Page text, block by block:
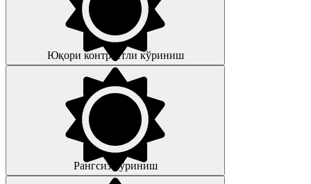
Юқори контрастли кўриниш
Рангсиз кўриниш